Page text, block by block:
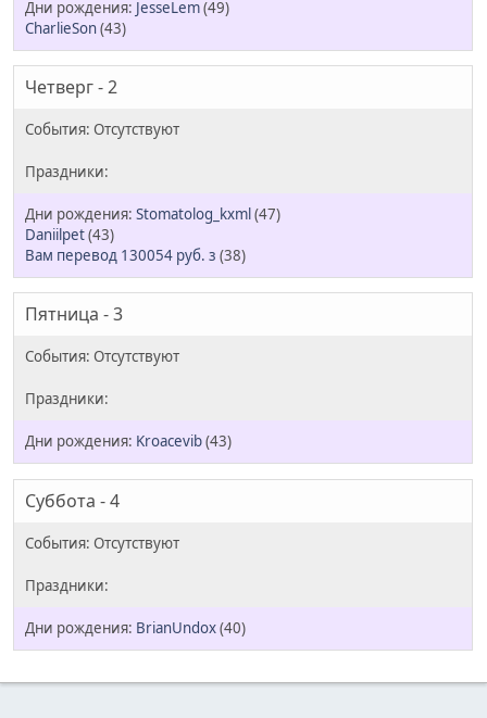
JesseLem(49)
CharlieSon(43)
Четверг - 2
Stomatolog_kxml(47)
Daniilpet(43)
Вам перевод 130054 руб. з (38)
Пятница - 3
Kroacevib(43)
Суббота - 4
BrianUndox(40)